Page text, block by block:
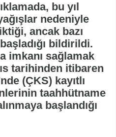
bu yıl
nedeniyle
ancak bazı
bildirildi.
imkanı sağlamak
tarihinden itibaren
(ÇKS) kayıtlı
taahhütname
başlandığı